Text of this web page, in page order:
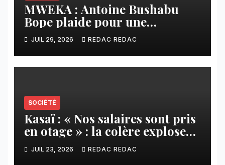
MWEKA : Antoine Bushabu
Bope plaide pour une
meilleure prise en compte des
communautés locales dans la
réforme sur le crédit carbone.
JUIL 29, 2026 REDAC REDAC
SOCIÉTÉ
Kasaï : « Nos salaires sont pris
en otage » : la colère explose
contre ADVANS Banque à
Tshikapa
JUIL 23, 2026 REDAC REDAC